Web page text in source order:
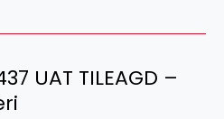
UAT TILEAGD –